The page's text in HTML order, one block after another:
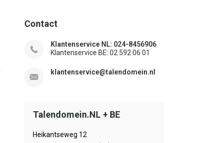
Contact
Klantenservice NL: 024-8456906
Klantenservice BE: 02 592 06 01
klantenservice@talendomein.nl
Talendomein.NL + BE
Heikantseweg 12